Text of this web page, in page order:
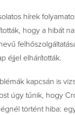
hírek
hogy a hibát
éjjel elhárították.
kapcsán is
úgy tűnik, hogy
történt hiba: